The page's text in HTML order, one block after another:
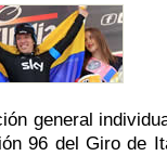
general
96 del Giro de